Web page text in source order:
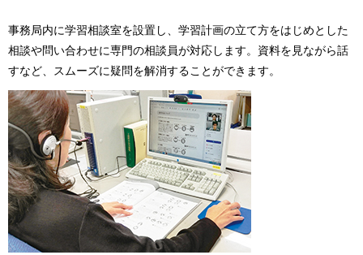
事務局内に学習相談室を設置し、学習計画の立て方をはじめとした
相談や問い合わせに専門の相談員が対応します。資料を見ながら話
すなど、スムーズに疑問を解消することができます。